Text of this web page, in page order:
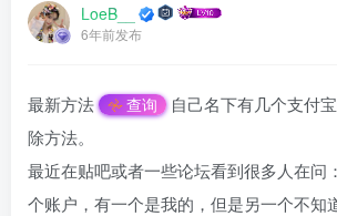
LoeB__
6年前发布
最新方法 查询 自己名下有几个支付宝
除方法。
最近在贴吧或者一些论坛看到很多人在问
个账户，有一个是我的，但是另一个不知